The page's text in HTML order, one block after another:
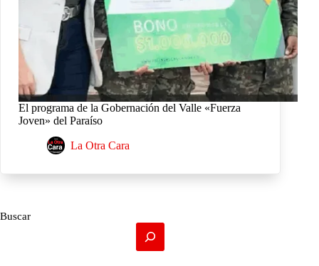
El programa de la Gobernación del Valle «Fuerza
Joven» del Paraíso
La Otra Cara
Buscar